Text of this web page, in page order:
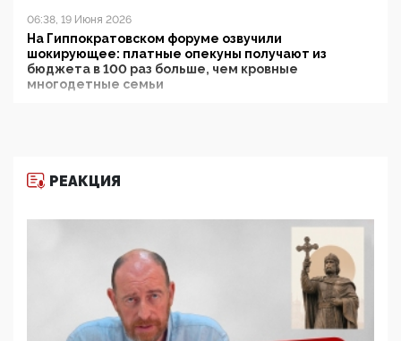
06:38, 19 Июня 2026
На Гиппократовском форуме озвучили
шокирующее: платные опекуны получают из
бюджета в 100 раз больше, чем кровные
многодетные семьи
11:53, 09 Июня 2026
деятельность ИИТО ЮНЕСКО в России, но
цифроглобалисты продолжают определять
повестку в образовании
09:43, 01 Июня 2026
5G за счет здоровья граждан: Минцифры намерено
отобрать у регионов и муниципалитетов право
защищать жилые дома и социальные объекты от
РЕАКЦИЯ